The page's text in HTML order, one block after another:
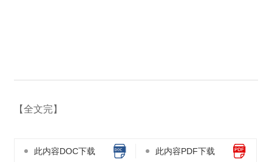
【全文完】
此内容DOC下载 此内容PDF下载